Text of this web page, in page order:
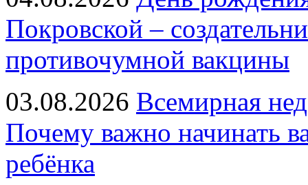
Покровской –
противочумной вакцины
03.08.2026 Всемирная
Почему важно начинать
ребёнка